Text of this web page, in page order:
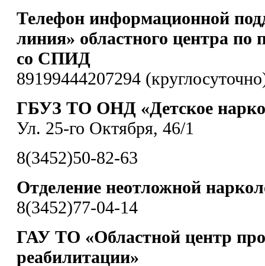
Телефон информационной
линия» областного центра по
со СПИД
89199444207294
ГБУЗ ТО ОНД «Детское
Ул. 25-го Октября, 46/1
8(3452)50-82-63
Отделение неотложной
8(3452)77-04-14
ГАУ ТО «Областной центр
реабилитации»